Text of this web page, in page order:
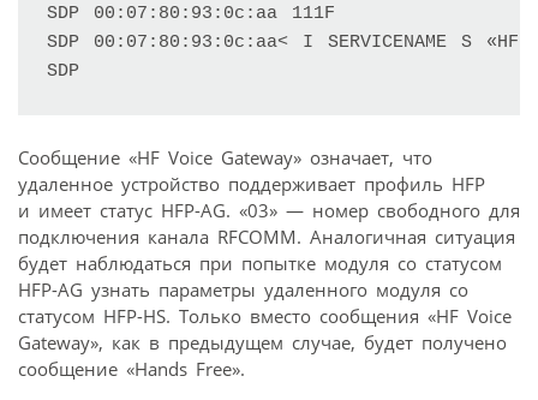
SDP 00:07:80:93:0c:aa 111F
SDP 00:07:80:93:0c:aa< I SERVICENAME S «HF
Сообщение «HF Voice Gateway» означает, что
удаленное устройство поддерживает профиль HFP
и имеет статус HFP-AG. «03» — номер свободного для
подключения канала RFCOMM. Аналогичная ситуация
будет наблюдаться при попытке модуля со статусом
HFP-AG узнать параметры удаленного модуля со
статусом HFP-HS. Только вместо сообщения «HF Voice
Gateway», как в предыдущем случае, будет получено
сообщение «Hands Free».